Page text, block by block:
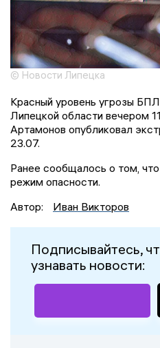
© Новости Липецка
Красный уровень угрозы
Липецкой области вечером
Артамонов опубликовал
23.07.
Ранее сообщалось о том,
режим опасности.
Автор:
Иван Викторов
Подписывайтесь,
узнавать новости: